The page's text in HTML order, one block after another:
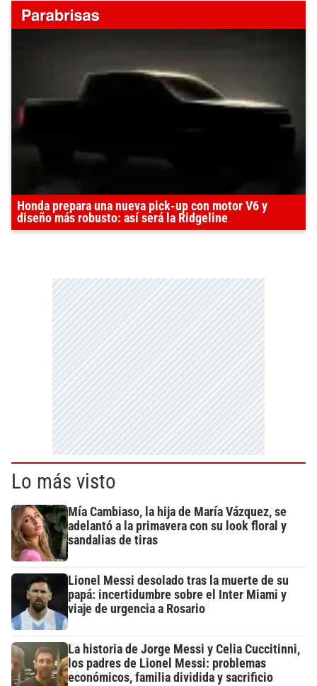
Honda prepara una nueva pick-up con motor V6 y
diseño más robusto: así será la Ridgeline
Lo más visto
Mía Cambiaso, la hija de María Vázquez, se
adelantó a la primavera con su look floral y
sandalias de tiras
Lionel Messi desolado tras la muerte de su
papá: incertidumbre sobre el Inter Miami y
viaje de urgencia a Rosario
La historia de Jorge Messi y Celia Cuccitinni,
los padres de Lionel Messi: problemas
económicos, familia dividida y sacrificio